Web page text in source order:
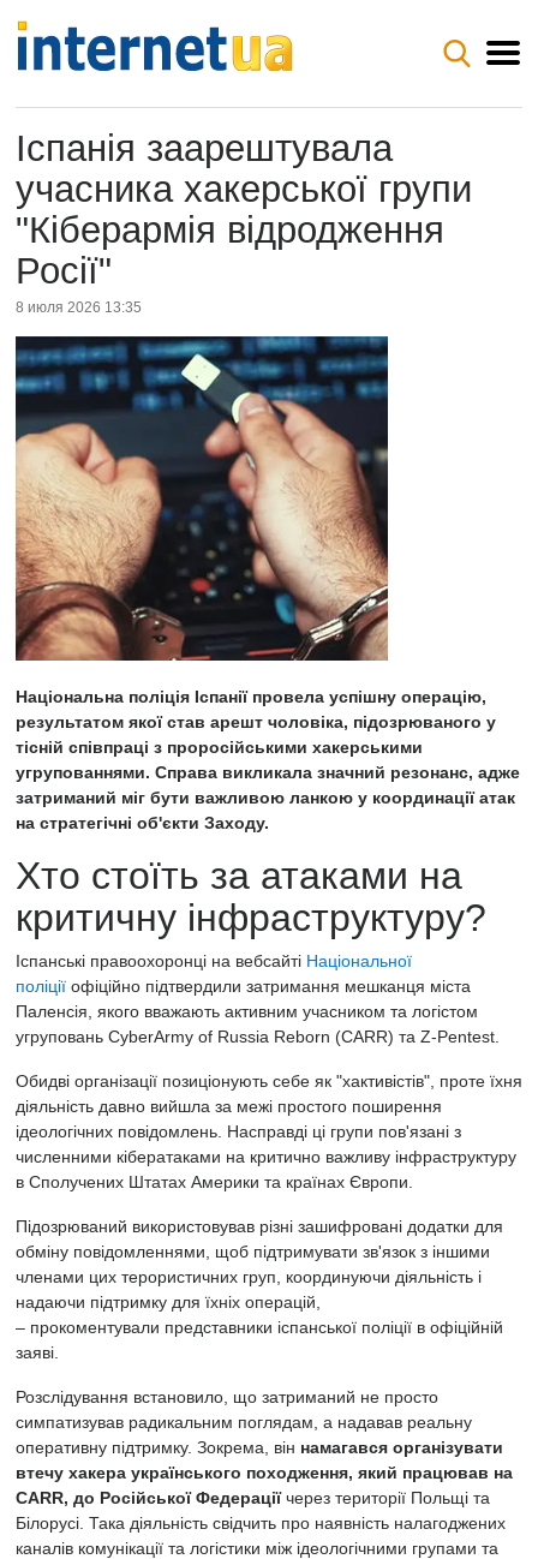
Іспанія заарештувала
учасника хакерської групи
"Кіберармія відродження
Росії"
8 июля 2026 13:35
Національна поліція Іспанії провела успішну операцію,
результатом якої став арешт чоловіка, підозрюваного у
тісній співпраці з проросійськими хакерськими
угрупованнями. Справа викликала значний резонанс, адже
затриманий міг бути важливою ланкою у координації атак
на стратегічні об'єкти Заходу.
Хто стоїть за атаками на
критичну інфраструктуру?
Іспанські правоохоронці на вебсайті Національної
поліції офіційно підтвердили затримання мешканця міста
Паленсія, якого вважають активним учасником та логістом
угруповань CyberArmy of Russia Reborn (CARR) та Z-Pentest.
Обидві організації позиціонують себе як "хактивістів", проте їхня
діяльність давно вийшла за межі простого поширення
ідеологічних повідомлень. Насправді ці групи пов'язані з
численними кібератаками на критично важливу інфраструктуру
в Сполучених Штатах Америки та країнах Європи.
Підозрюваний використовував різні зашифровані додатки для
обміну повідомленнями, щоб підтримувати зв'язок з іншими
членами цих терористичних груп, координуючи діяльність і
надаючи підтримку для їхніх операцій,
– прокоментували представники іспанської поліції в офіційній
заяві.
Розслідування встановило, що затриманий не просто
симпатизував радикальним поглядам, а надавав реальну
оперативну підтримку. Зокрема, він намагався організувати
втечу хакера українського походження, який працював на
CARR, до Російської Федерації через території Польщі та
Білорусі. Така діяльність свідчить про наявність налагоджених
каналів комунікації та логістики між ідеологічними групами та